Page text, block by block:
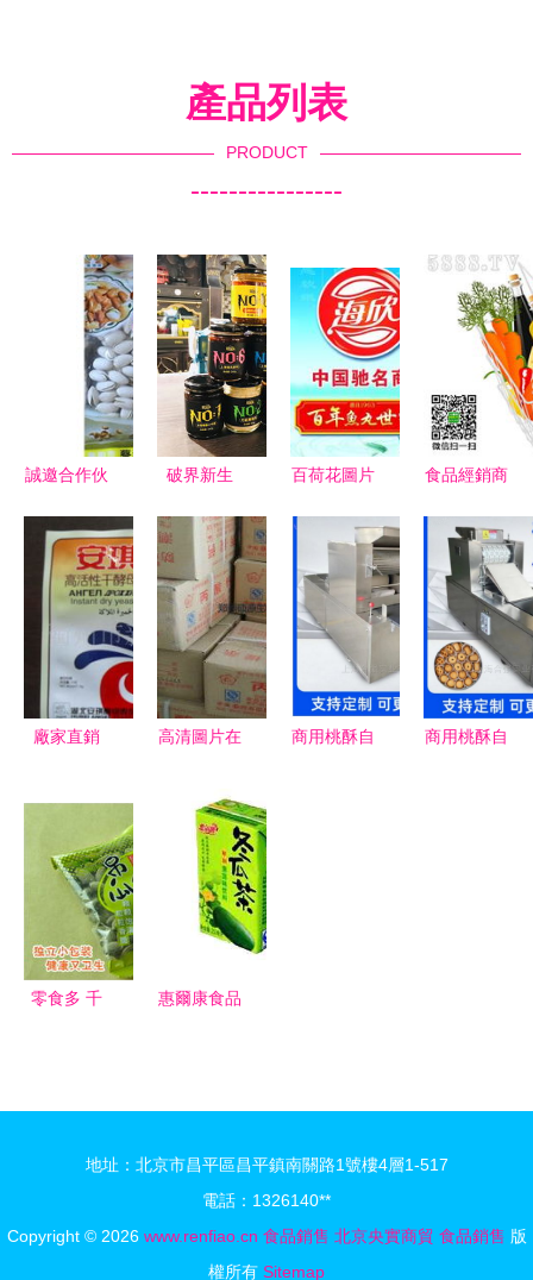
產品列表
PRODUCT
----------------
誠邀合作伙
贏休閑食品
市場
破界新生
即味蕾”的
食品包裝設
計新紀元
百荷花圖片
南 千圖網
優質素材助
您提升食品
銷售視覺營
銷
食品經銷商
在變革中找
準定位，于
挑戰中把握
機遇
廠家直銷
塑料食品包
裝袋與真空
包裝袋的市
場價格與選
擇指南
高清圖片在
的視覺營銷
革命
商用桃酥自
商用桃酥自
零食多 千
惠爾康食品
地址：北京市昌平區昌平鎮南關路1號樓4層1-517
電話：1326140**
Copyright © 2026 www.renfiao.cn 食品銷售 北京央實商貿 食品銷售 版
權所有 Sitemap